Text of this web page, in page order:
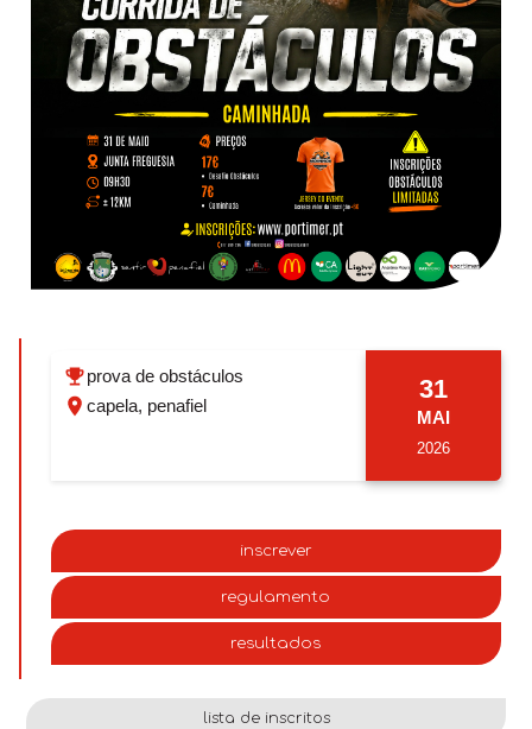
prova de obstáculos
capela, penafiel
31
MAI
2026
inscrever
regulamento
resultados
lista de inscritos